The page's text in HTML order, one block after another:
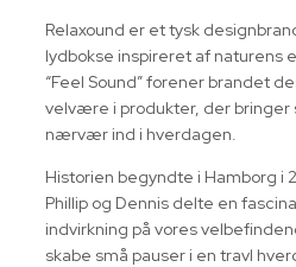
Relaxound er et tysk
lydbokse inspireret af naturens
“Feel Sound” forener brandet
velvære i produkter, der bringer
nærvær ind i hverdagen.
Historien begyndte i Hamborg i
Phillip og Dennis delte en
indvirkning på vores
skabe små pauser i en travl